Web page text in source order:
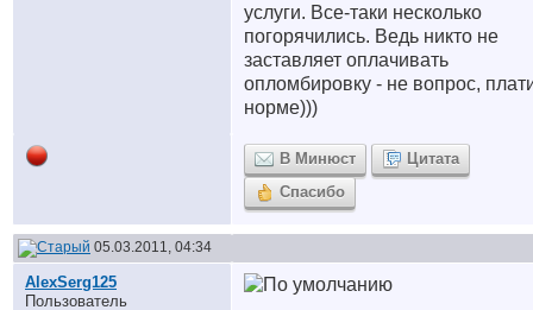
услуги. Все-таки несколько
погорячились. Ведь никто не
заставляет оплачивать
опломбировку - не вопрос,
норме)))
В Минюст
Цитата
Спасибо
05.03.2011, 04:34
AlexSerg125
Пользователь